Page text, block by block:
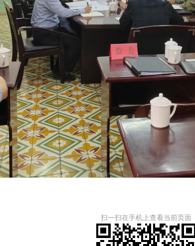
扫一扫在手机上查看当前页面